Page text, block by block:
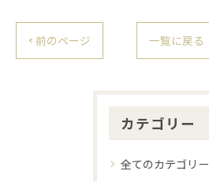
< 前のページ 一覧に戻る
カテゴリー
全てのカテゴリー